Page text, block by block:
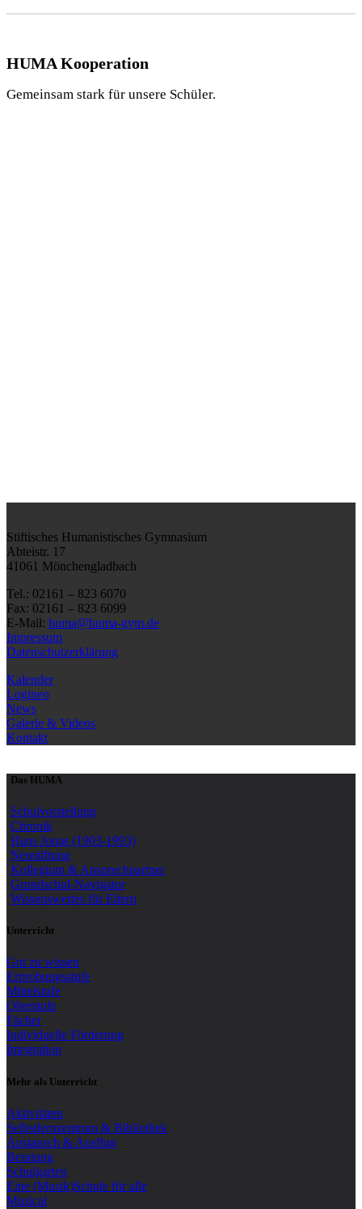
HUMA Kooperation
Gemeinsam stark für unsere Schüler.
Stiftisches Humanistisches Gymnasium
Abteistr. 17
41061 Mönchengladbach
Tel.: 02161 – 823 6070
Fax: 02161 – 823 6099
E-Mail: huma@huma-gym.de
Impressum
Datenschutzerklärung
Kalender
Logineo
News
Galerie & Videos
Kontakt
Das HUMA
Schulvorstellung
Chronik
Hans Jonas (1903-1993)
Neustiftung
Kollegium & Ansprechpartner
Grundschul-Navigator
Wissenswertes für Eltern
Unterricht
Gut zu wissen
Erprobungsstufe
Mittelstufe
Oberstufe
Fächer
Individuelle Förderung
Integration
Mehr als Unterricht
Aktivitäten
Selbstlernzentrum & Bibliothek
Austausch & Ausflug
Beratung
Schulgarten
Eine (Musik)Schule für alle
Musical